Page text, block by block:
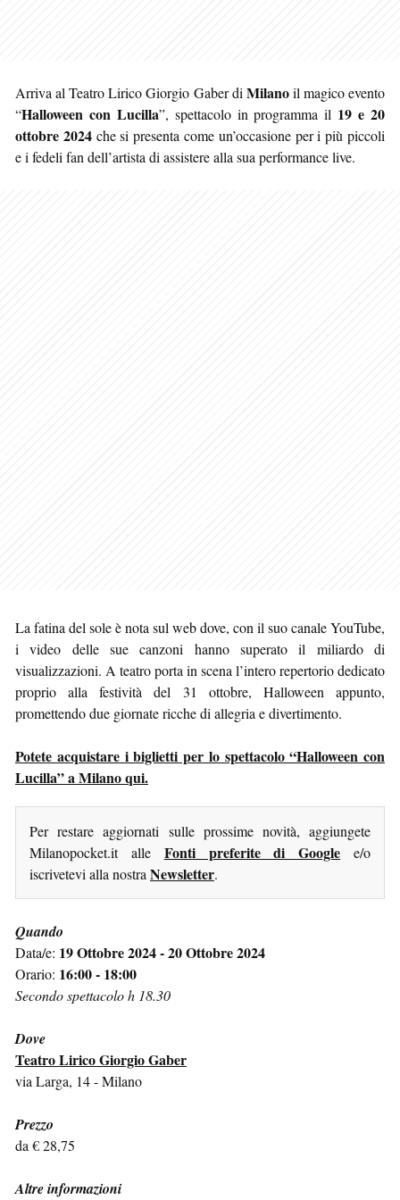
Arriva al Teatro Lirico Giorgio Gaber di Milanoil magico evento
“Halloween con Lucilla”, spettacolo in programma il 19 e 20
ottobre 2024che si presenta come un’occasione per i più piccoli
e i fedeli fan dell’artista di assistere alla sua performance live.
La fatina del sole è nota sul web dove, con il suo canale YouTube,
i video delle sue canzoni hanno superato il miliardo di
visualizzazioni. A teatro porta in scena l’intero repertorio dedicato
proprio alla festività del 31 ottobre, Halloween appunto,
promettendo due giornate ricche di allegria e divertimento.
Potete acquistare i biglietti per lo spettacolo “Halloween con
Lucilla” a Milano qui.
Per restare aggiornati sulle prossime novità, aggiungete
Milanopocket.it alle Fonti preferite di Google e/o
iscrivetevi alla nostra Newsletter.
Quando
Data/e: 19 Ottobre 2024 - 20 Ottobre 2024
Orario: 16:00 - 18:00
Secondo spettacolo h 18.30
Dove
Teatro Lirico Giorgio Gaber
via Larga, 14 - Milano
Prezzo
da € 28,75
Altre informazioni